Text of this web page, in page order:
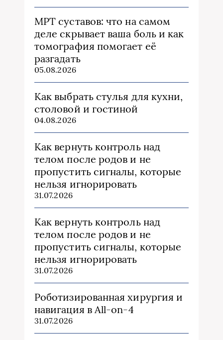
МРТ суставов: что на самом
деле скрывает ваша боль и как
томография помогает её
разгадать
05.08.2026
Как выбрать стулья для кухни,
столовой и гостиной
04.08.2026
Как вернуть контроль над
телом после родов и не
пропустить сигналы, которые
нельзя игнорировать
31.07.2026
Как вернуть контроль над
телом после родов и не
пропустить сигналы, которые
нельзя игнорировать
31.07.2026
Роботизированная хирургия и
навигация в All-on-4
31.07.2026